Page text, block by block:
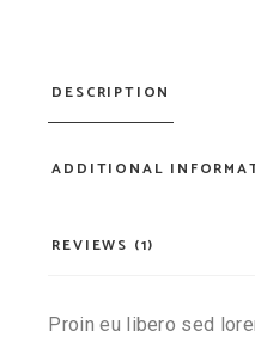
DESCRIPTION
ADDITIONAL
REVIEWS (1)
Proin eu libero sed